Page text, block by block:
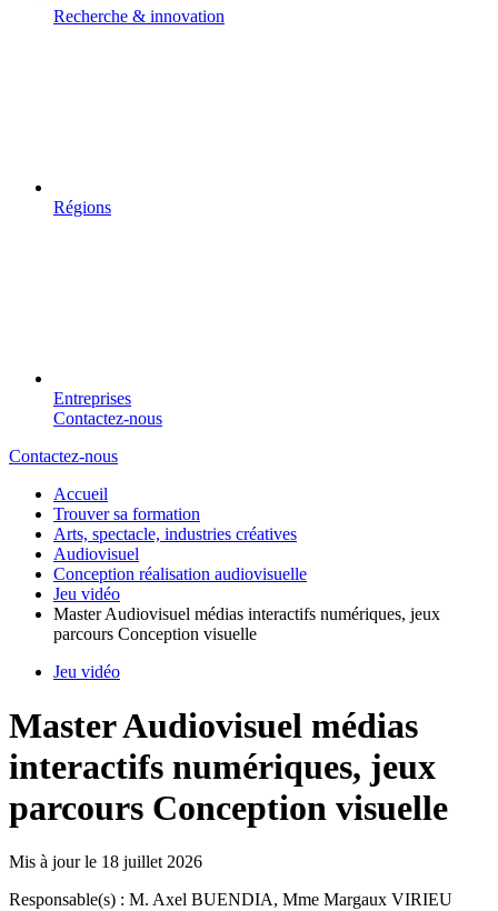
Recherche & innovation
Régions
Entreprises
Contactez-nous
Contactez-nous
Accueil
Trouver sa formation
Arts, spectacle, industries créatives
Audiovisuel
Conception réalisation audiovisuelle
Jeu vidéo
Master Audiovisuel médias interactifs numériques, jeux
parcours Conception visuelle
Jeu vidéo
Master Audiovisuel médias
interactifs numériques, jeux
parcours Conception visuelle
Mis à jour le 18 juillet 2026
Responsable(s) : M. Axel BUENDIA, Mme Margaux VIRIEU